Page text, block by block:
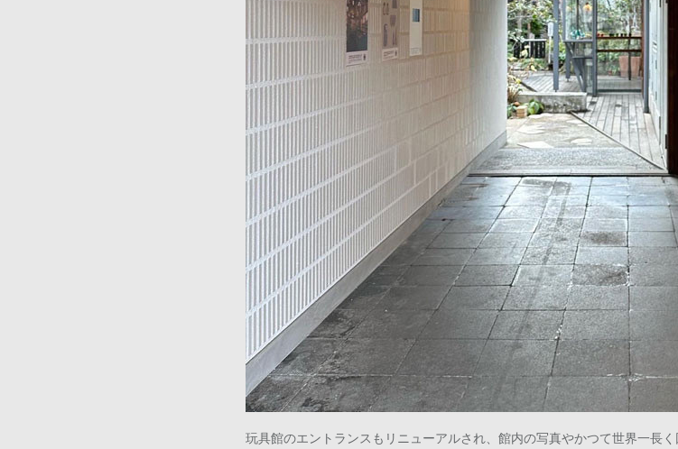
玩具館のエントランスもリニューアルされ、館内の写真やかつて世界一長